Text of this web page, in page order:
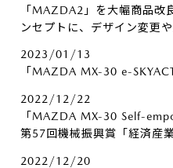
「MAZDA2」を大幅商品改
ンセプトに、デザイン変更
2023/01/13
「MAZDA MX-30 e-
2022/12/22
「MAZDA MX-30 Self-
第57回機械振興賞「経済産
2022/12/20